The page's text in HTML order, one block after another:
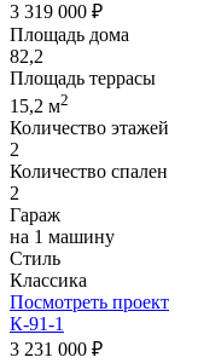
3 319 000 ₽
Площадь дома
82,2
Площадь террасы
15,2 м2
Количество этажей
2
Количество спален
2
Гараж
на 1 машину
Стиль
Классика
Посмотреть проект
К-91-1
3 231 000 ₽